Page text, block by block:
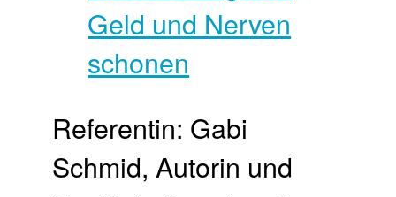
Referentin: Gabi
Schmid, Autorin und